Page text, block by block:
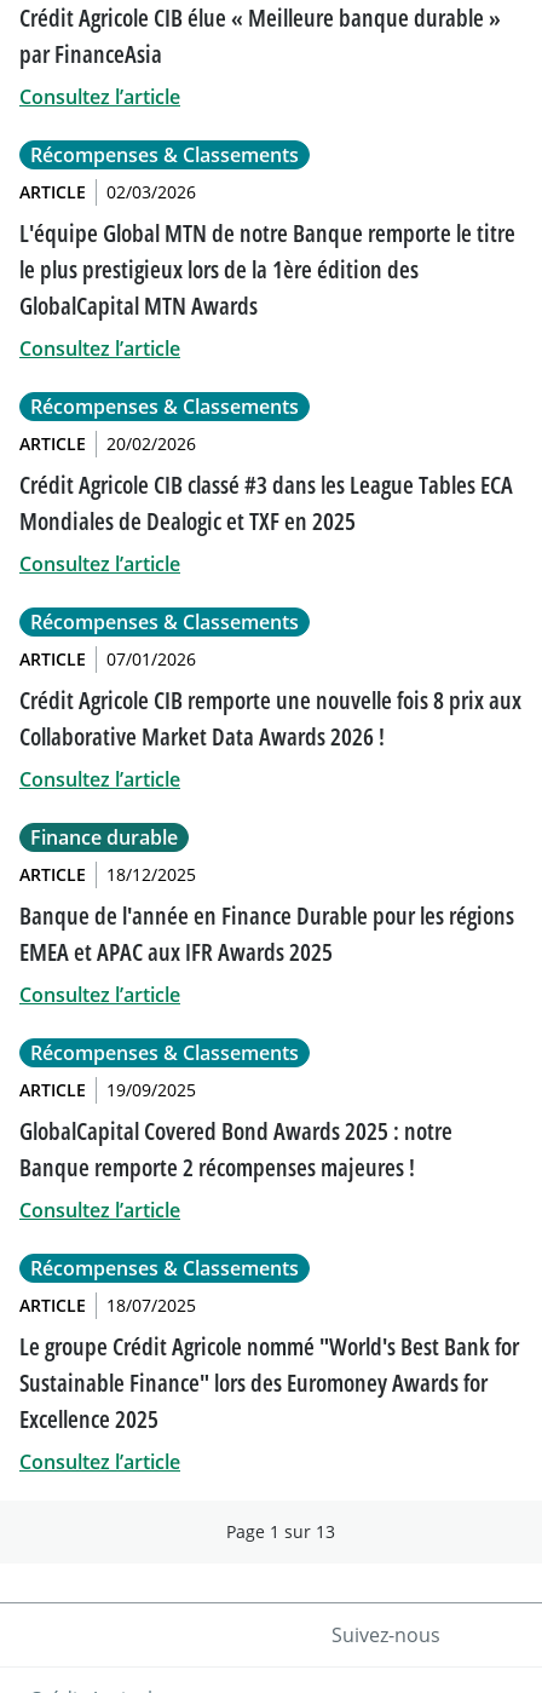
Crédit Agricole CIB élue « Meilleure banque durable »
par FinanceAsia
Consultez l’article
Récompenses & Classements
ARTICLE 02/03/2026
L'équipe Global MTN de notre Banque remporte le titre
le plus prestigieux lors de la 1ère édition des
GlobalCapital MTN Awards
Consultez l’article
Récompenses & Classements
ARTICLE 20/02/2026
Crédit Agricole CIB classé #3 dans les League Tables ECA
Mondiales de Dealogic et TXF en 2025
Consultez l’article
Récompenses & Classements
ARTICLE 07/01/2026
Crédit Agricole CIB remporte une nouvelle fois 8 prix aux
Collaborative Market Data Awards 2026 !
Consultez l’article
Finance durable
ARTICLE 18/12/2025
Banque de l'année en Finance Durable pour les régions
EMEA et APAC aux IFR Awards 2025
Consultez l’article
Récompenses & Classements
ARTICLE 19/09/2025
GlobalCapital Covered Bond Awards 2025 : notre
Banque remporte 2 récompenses majeures !
Consultez l’article
Récompenses & Classements
ARTICLE 18/07/2025
Le groupe Crédit Agricole nommé "World's Best Bank for
Sustainable Finance" lors des Euromoney Awards for
Excellence 2025
Consultez l’article
Page 1 sur 13
Suivez-nous